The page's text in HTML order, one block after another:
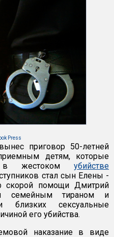
Press
приговор 50-летней
детям, которые
в жестоком убийстве
стал сын Елены -
скорой помощи Дмитрий
семейным тираном и
сексуальные
его убийства.
наказание в виде